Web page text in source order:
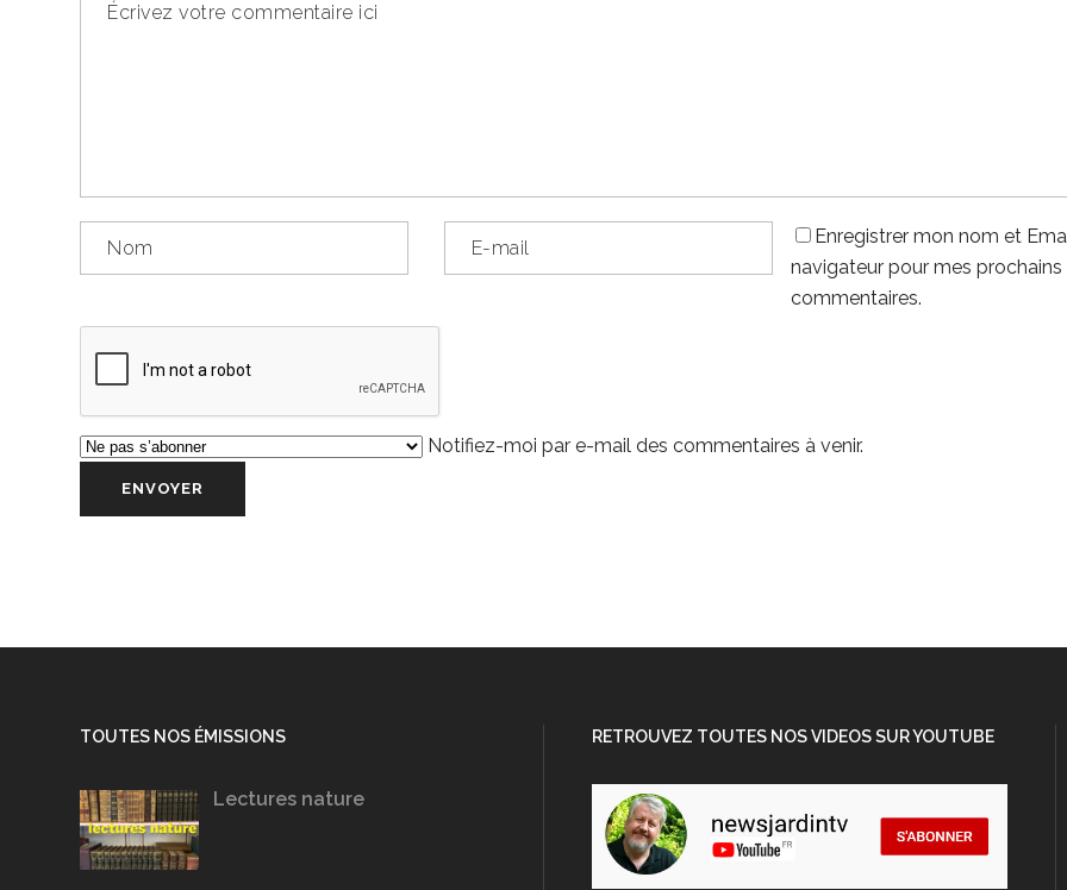
Enregistrer mon nom et
navigateur pour mes prochains
commentaires.
Notifiez-moi par e-mail des commentaires à venir.
TOUTES NOS ÉMISSIONS
Lectures nature
RETROUVEZ TOUTES NOS VIDEOS SUR YOUTUBE